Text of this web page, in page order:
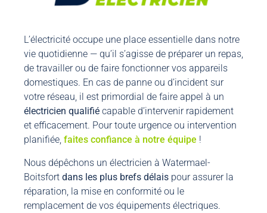
L’électricité occupe une place essentielle dans notre
vie quotidienne — qu’il s’agisse de préparer un repas,
de travailler ou de faire fonctionner vos appareils
domestiques. En cas de panne ou d’incident sur
votre réseau, il est primordial de faire appel à un
électricien qualifié capable d’intervenir rapidement
et efficacement. Pour toute urgence ou intervention
planifiée, faites confiance à notre équipe !
Nous dépêchons un électricien à Watermael-
Boitsfort dans les plus brefs délais pour assurer la
réparation, la mise en conformité ou le
remplacement de vos équipements électriques.